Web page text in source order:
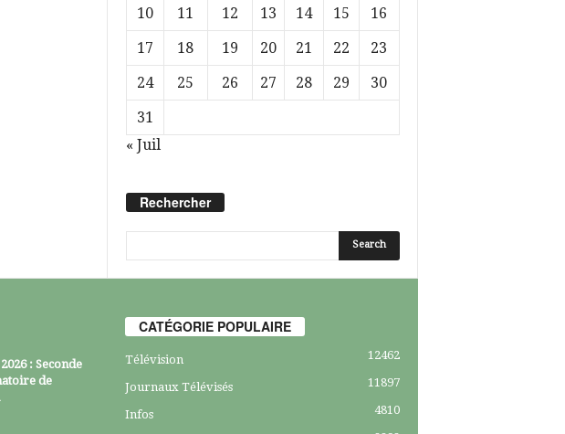
10
11 12 13 14 15
16
17
18 19 20 21 22
23
24
25 26 27 28 29
30
31
« Juil
Rechercher
: Seconde
de
CATÉGORIE POPULAIRE
Télévision 12462
Journaux Télévisés 11897
Infos
4810